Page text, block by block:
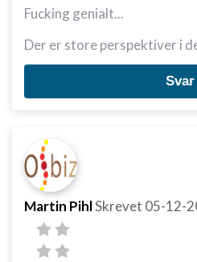
Fucking genialt...
Der er store perspektiver i
Svar
Martin PihlSkrevet 05-12-